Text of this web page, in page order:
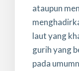
ataupun
laut yang
gurih yang
pada